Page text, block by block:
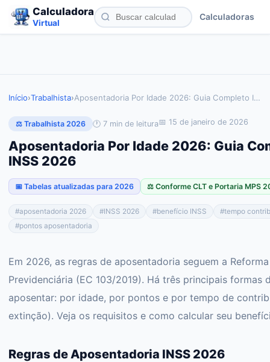
Calculadora
Virtual
Calculadoras
Início›Trabalhista›Aposentadoria Por Idade 2026: Guia Completo I…
⚖️ Trabalhista 2026 🕐 7 min de leitura📅 15 de janeiro de 2026
Aposentadoria Por Idade 2026: Guia
INSS 2026
📅 Tabelas atualizadas para 2026 ⚖️ Conforme CLT e Portaria MPS
#aposentadoria 2026 #INSS 2026 #benefício INSS #tempo
#pontos aposentadoria
Em 2026, as regras de aposentadoria seguem a Reforma
Previdenciária (EC 103/2019). Há três principais formas
aposentar: por idade, por pontos e por tempo de
extinção). Veja os requisitos e como calcular seu
Regras de Aposentadoria INSS 2026